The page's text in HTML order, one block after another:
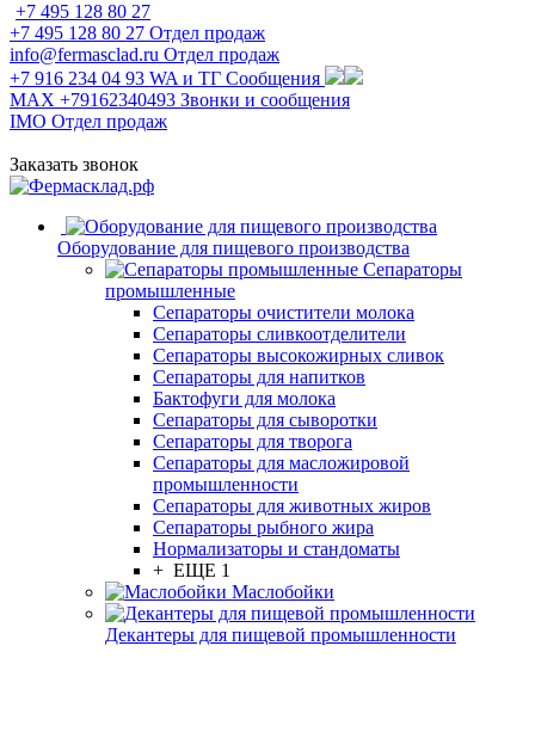
+7 495 128 80 27
+7 495 128 80 27 Отдел продаж
info@fermasclad.ru Отдел продаж
+7 916 234 04 93 WA и ТГ Сообщения
MAX +79162340493 Звонки и сообщения
IMO Отдел продаж
Заказать звонок
Оборудование для пищевого производства
Сепараторы
промышленные
Сепараторы очистители молока
Сепараторы сливкоотделители
Сепараторы высокожирных сливок
Сепараторы для напитков
Бактофуги для молока
Сепараторы для сыворотки
Сепараторы для творога
Сепараторы для масложировой
промышленности
Сепараторы для животных жиров
Сепараторы рыбного жира
Нормализаторы и стандоматы
+ ЕЩЕ 1
Маслобойки
Декантеры для пищевой промышленности